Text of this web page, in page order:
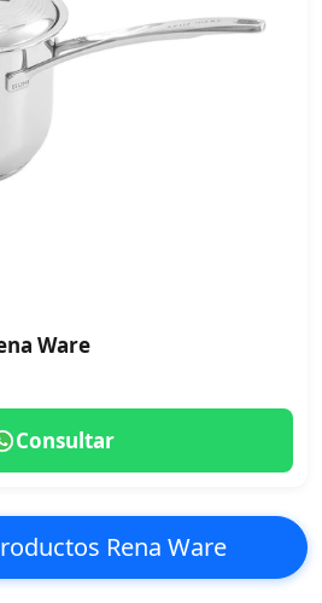
Ware
Consultar
Rena Ware